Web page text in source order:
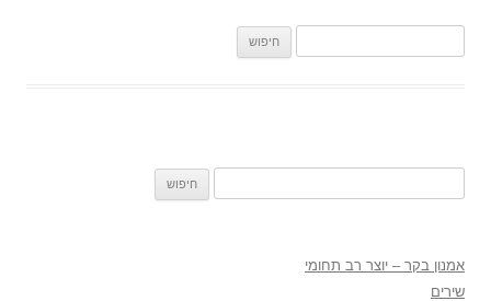
אמנון בקר – יוצר רב תחומי
שירים